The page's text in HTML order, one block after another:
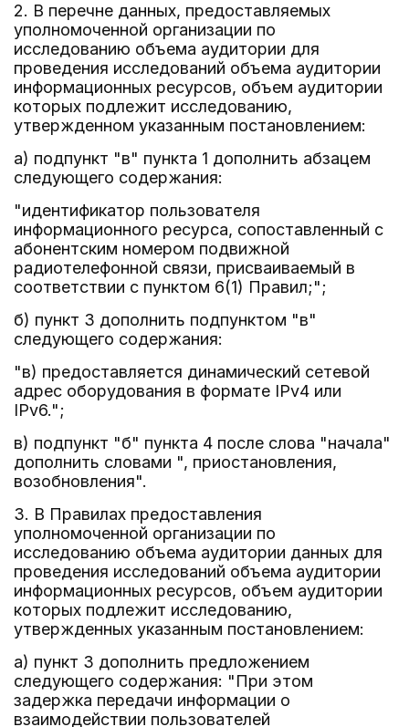
2. В перечне данных, предоставляемых
уполномоченной организации по
исследованию объема аудитории для
проведения исследований объема аудитории
информационных ресурсов, объем аудитории
которых подлежит исследованию,
утвержденном указанным постановлением:
а) подпункт "в" пункта 1 дополнить абзацем
следующего содержания:
"идентификатор пользователя
информационного ресурса, сопоставленный с
абонентским номером подвижной
радиотелефонной связи, присваиваемый в
соответствии с пунктом 6(1) Правил;";
б) пункт 3 дополнить подпунктом "в"
следующего содержания:
"в) предоставляется динамический сетевой
адрес оборудования в формате IPv4 или
IPv6.";
в) подпункт "б" пункта 4 после слова "начала"
дополнить словами ", приостановления,
возобновления".
3. В Правилах предоставления
уполномоченной организации по
исследованию объема аудитории данных для
проведения исследований объема аудитории
информационных ресурсов, объем аудитории
которых подлежит исследованию,
утвержденных указанным постановлением:
а) пункт 3 дополнить предложением
следующего содержания: "При этом
задержка передачи информации о
взаимодействии пользователей